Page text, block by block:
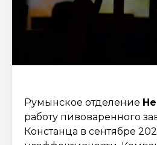
Румынское отделение
работу пивоваренного
Констанца в сентябре